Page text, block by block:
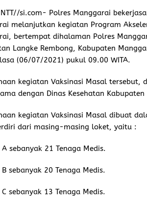
NTT//si.com- Polres Manggarai
melanjutkan kegiatan Program
bertempat dihalaman Polres
Langke Rembong, Kabupaten
(06/07/2021) pukul 09.00 WITA.
kegiatan Vaksinasi Masal tersebut,
dengan Dinas Kesehatan
kegiatan Vaksinasi Masal dibuat
dari masing-masing loket, yaitu :
sebanyak 21 Tenaga Medis.
sebanyak 20 Tenaga Medis.
sebanyak 13 Tenaga Medis.